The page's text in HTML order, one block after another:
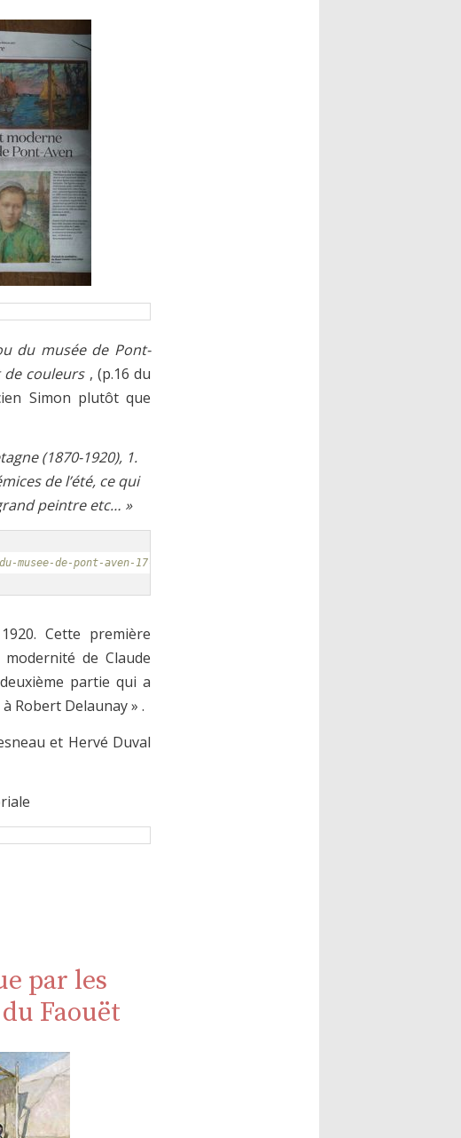
du musée de Pont-
de couleurs, (p.16 du
Simon plutôt que
(1870-1920), 1.
de l’été, ce qui
peintre etc… »
de-pont-aven-17-02-2017-6687546.php
Cette première
de Claude
partie qui a
Robert Delaunay » .
et Hervé Duval
par les
Faouët